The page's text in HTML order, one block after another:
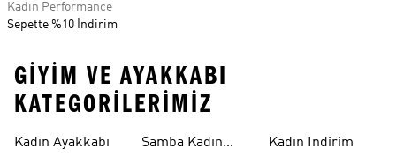
Kadın Performance
Sepette %10 İndirim
GIYIM VE AYAKKABI
KATEGORILERIMIZ
Kadın Ayakkabı
Samba Kadın
Kadın Indirim